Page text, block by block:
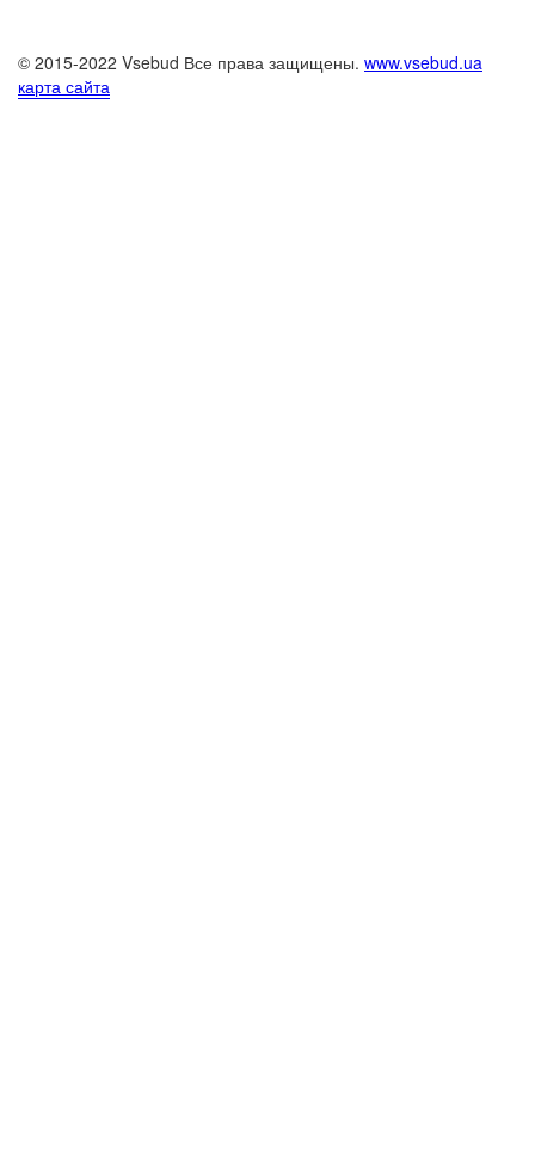
© 2015-2022 Vsebud Все права защищены. www.vsebud.ua
карта сайта